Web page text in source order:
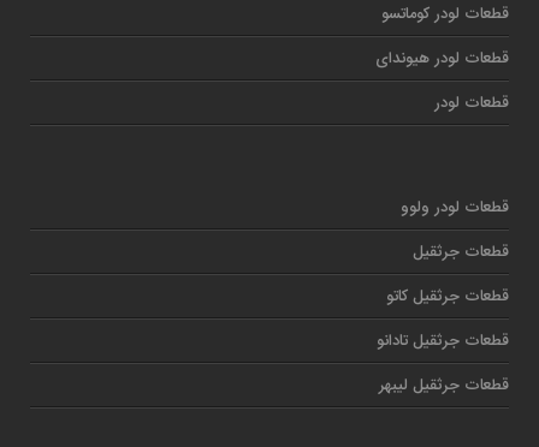
قطعات لودر کوماتسو
قطعات لودر هیوندای
قطعات لودر
قطعات لودر ولوو
قطعات جرثقیل
قطعات جرثقیل کاتو
قطعات جرثقیل تادانو
قطعات جرثقیل لیبهر